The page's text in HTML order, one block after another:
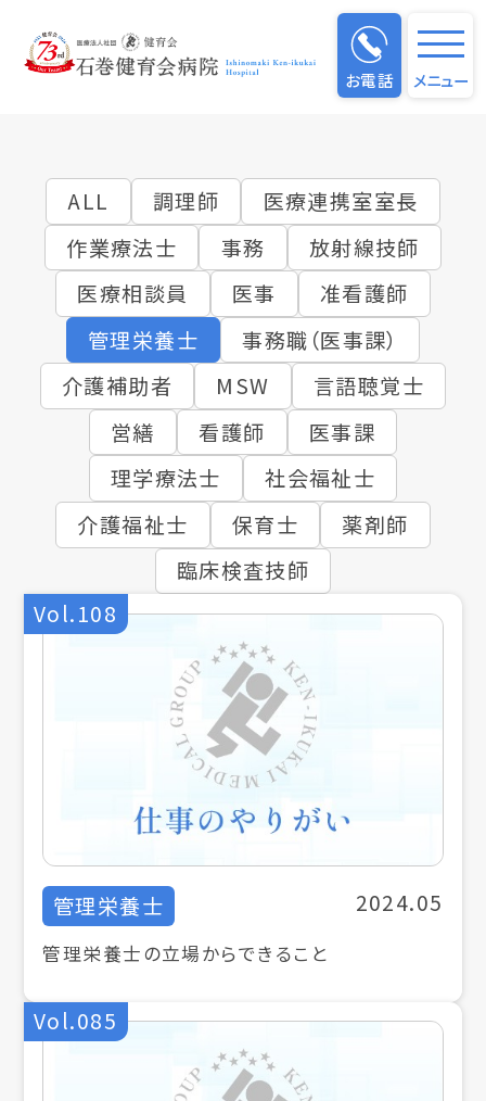
お電話 メニュー
仕事のやりがい
ALL 調理師
医療連携室室長
作業療法士
事務
放射線技師
医療相談員
医事
准看護師
管理栄養士
事務職（医事課）
介護補助者
MSW
言語聴覚士
営繕
看護師
医事課
理学療法士
社会福祉士
介護福祉士
保育士
薬剤師
臨床検査技師
Vol.108
管理栄養士 2024.05
管理栄養士の立場からできること
Vol.085